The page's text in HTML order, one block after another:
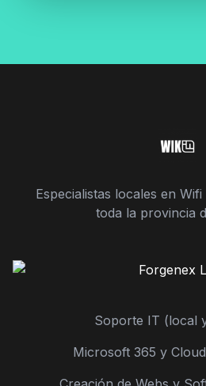
Especialistas locales en
toda la provincia
Soporte IT (local
Microsoft 365 y